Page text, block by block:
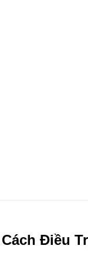
Điều